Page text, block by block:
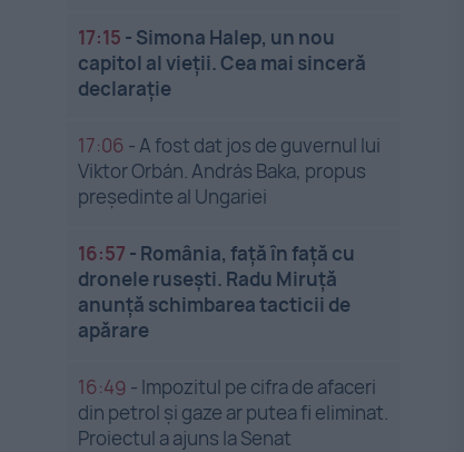
17:15 - Simona Halep, un nou
capitol al vieții. Cea mai sinceră
declarație
17:06 -A fost dat jos de guvernul lui
Viktor Orbán. András Baka, propus
președinte al Ungariei
16:57 - România, față în față cu
dronele rusești. Radu Miruță
anunță schimbarea tacticii de
apărare
16:49 - Impozitul pe cifra de afaceri
din petrol și gaze ar putea fi eliminat.
Proiectul a ajuns la Senat